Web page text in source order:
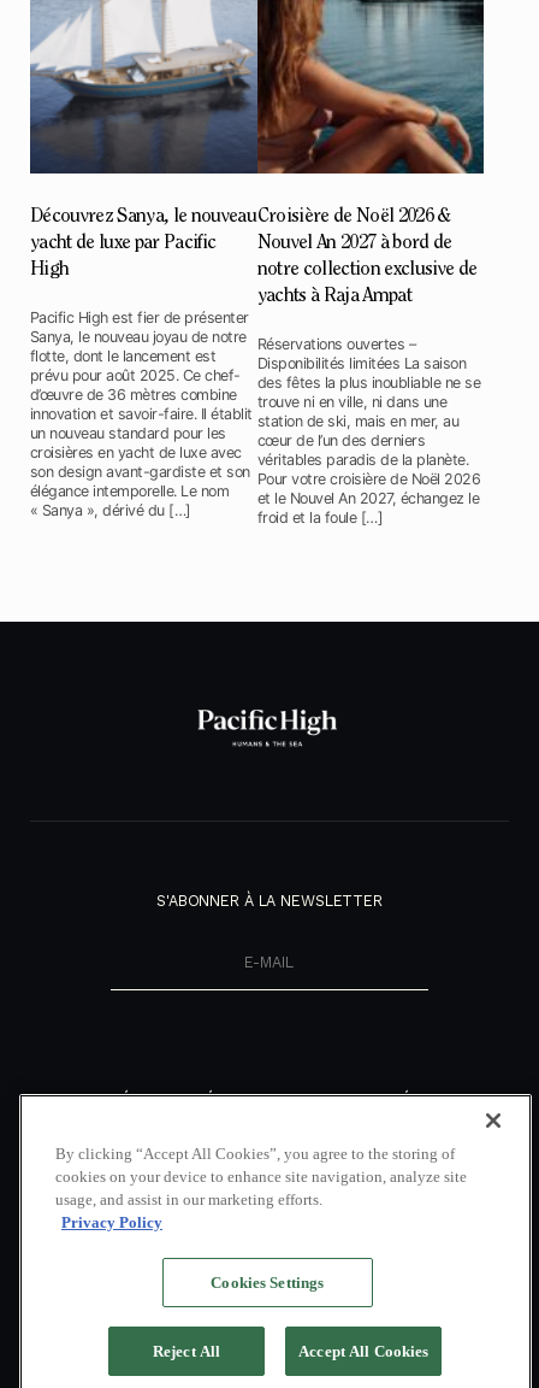
Découvrez Sanya, le nouveau
yacht de luxe par Pacific
High
Pacific High est fier de présenter
Sanya, le nouveau joyau de notre
flotte, dont le lancement est
prévu pour août 2025. Ce chef-
d’œuvre de 36 mètres combine
innovation et savoir-faire. Il établit
un nouveau standard pour les
croisières en yacht de luxe avec
son design avant-gardiste et son
élégance intemporelle. Le nom
« Sanya », dérivé du […]
Croisière de Noël 2026 &
Nouvel An 2027 à bord de
notre collection exclusive de
yachts à Raja Ampat
Réservations ouvertes –
Disponibilités limitées La saison
des fêtes la plus inoubliable ne se
trouve ni en ville, ni dans une
station de ski, mais en mer, au
cœur de l’un des derniers
véritables paradis de la planète.
Pour votre croisière de Noël 2026
et le Nouvel An 2027, échangez le
froid et la foule […]
S'ABONNER À LA NEWSLETTER
NOUVEAUTÉS
COUVERTURE
MÉDIATIQUE
NOS BROCHURES
POLITIQUE DE VIE
DÉCOUVRIR
LOCATION DE VOILIERS
INDONÉSIE
GALERIE
RÉSEAUX
FACEBOOK
INSTAGRAM
COPYRIGHT © 2026 PACIFIC HIGH
By clicking “Accept All Cookies”, you agree to the storing of
cookies on your device to enhance site navigation, analyze site
usage, and assist in our marketing efforts.
Privacy Policy
Cookies Settings
Reject All Accept All Cookies